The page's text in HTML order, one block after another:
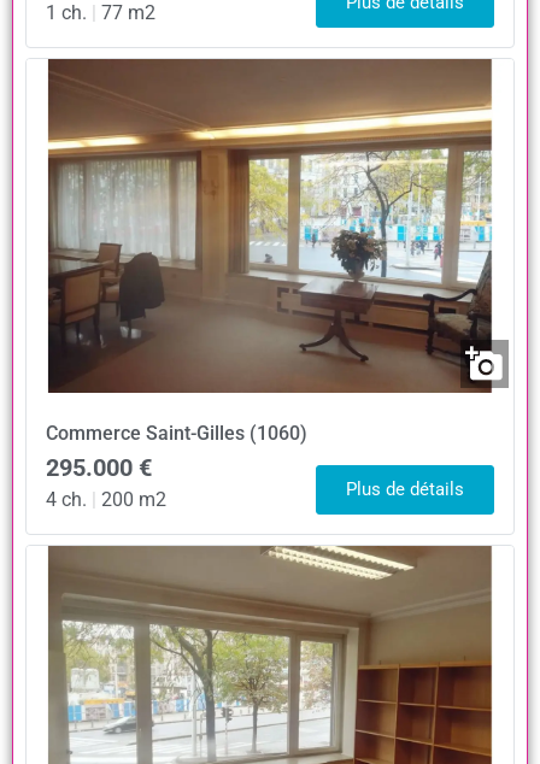
1 ch. 77 m2
Commerce Saint-Gilles (1060)
295.000 €
4 ch. | 200 m2 Plus de détails